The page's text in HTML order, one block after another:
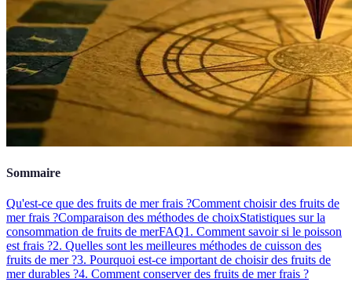
Sommaire
Qu'est-ce que des fruits de mer frais ?Comment choisir des fruits de
mer frais ?Comparaison des méthodes de choixStatistiques sur la
consommation de fruits de merFAQ1. Comment savoir si le poisson
est frais ?2. Quelles sont les meilleures méthodes de cuisson des
fruits de mer ?3. Pourquoi est-ce important de choisir des fruits de
mer durables ?4. Comment conserver des fruits de mer frais ?